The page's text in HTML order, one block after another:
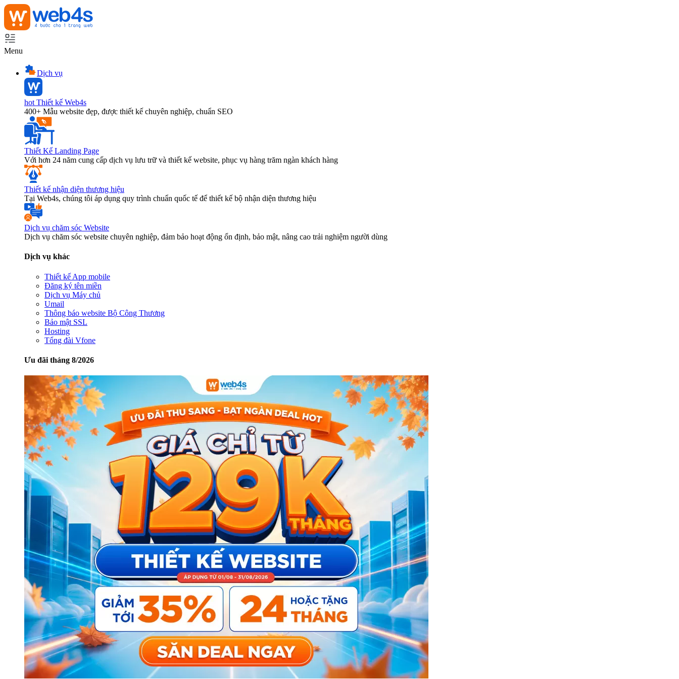
Menu
Dịch vụ
hot Thiết kế Web4s
400+ Mẫu website đẹp, được thiết kế chuyên nghiệp, chuẩn SEO
Thiết Kế Landing Page
Với hơn 24 năm cung cấp dịch vụ lưu trữ và thiết kế website, phục vụ hàng trăm ngàn khách hàng
Thiết kế nhận diện thương hiệu
Tại Web4s, chúng tôi áp dụng quy trình chuẩn quốc tế để thiết kế bộ nhận diện thương hiệu
Dịch vụ chăm sóc Website
Dịch vụ chăm sóc website chuyên nghiệp, đảm bảo hoạt động ổn định, bảo mật, nâng cao trải nghiệm người dùng
Dịch vụ khác
Thiết kế App mobile
Đăng ký tên miền
Dịch vụ Máy chủ
Umail
Thông báo website Bộ Công Thương
Bảo mật SSL
Hosting
Tổng đài Vfone
Ưu đãi tháng 8/2026